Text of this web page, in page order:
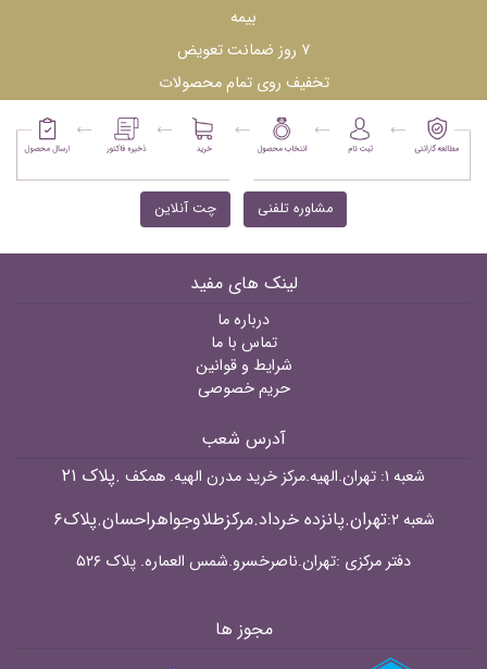
بیمه
۷ روز ضمانت تعویض
تخفیف روی تمام محصولات
مشاوره تلفنی چت آنلاین
لینک های مفید
درباره ما
تماس با ما
شرایط و قوانین
حریم خصوصی
آدرس شعب
شعبه ۱: تهران.الهیه.مرکز خرید مدرن الهیه. همکف .پلاک ۲۱
شعبه ۲: تهران.پانزده خرداد.مرکزطلاوجواهراحسان.پلاک۶
دفتر مرکزی :تهران.ناصرخسرو.شمس العماره. پلاک ۵۲۶
مجوز ها